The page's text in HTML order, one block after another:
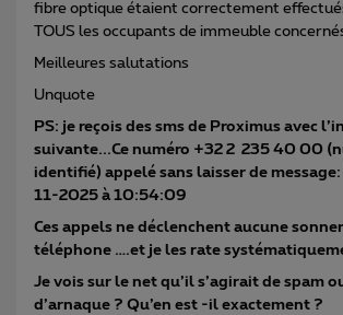
fibre optique étaient correctement
TOUS les occupants de immeuble
Meilleures salutations
Unquote
PS: je reçois des sms de Proximus avec
suivante...Ce numéro +32 2 235 40 00
identifié) appelé sans laisser de
11-2025 à 10:54:09
Ces appels ne déclenchent aucune
téléphone ….et je les rate
Je vois sur le net qu’il s’agirait de spam
d’arnaque ? Qu’en est -il exactement ?